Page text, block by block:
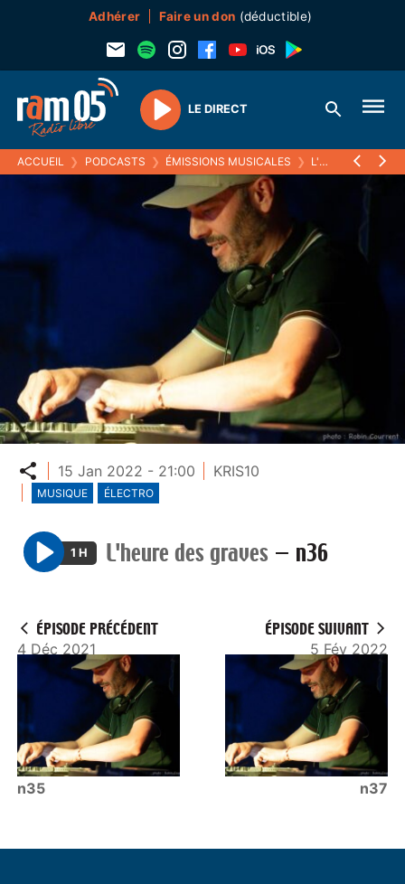
Adhérer Faire un don (déductible)
Play
LE DIRECT
ACCUEIL ❯ PODCASTS ❯ ÉMISSIONS MUSICALES ❯ L'HEURE DES GRAVES
Partager
15 Jan 2022 - 21:00 KRIS10
MUSIQUE ÉLECTRO
P
y
1 H L'heure des graves — n36
ÉPISODE PRÉCÉDENT
4 Déc 2021
n35
ÉPISODE SUIVANT
5 Fév 2022
n37